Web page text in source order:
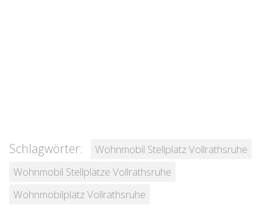
Schlagwörter:
Wohnmobil Stellplatz Vollrathsruhe
Wohnmobil Stellplätze Vollrathsruhe
Wohnmobilplatz Vollrathsruhe